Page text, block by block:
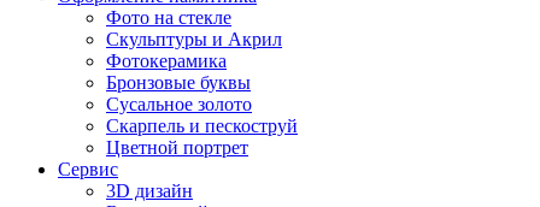
Фото на стекле
Скульптуры и Акрил
Фотокерамика
Бронзовые буквы
Сусальное золото
Скарпель и пескоструй
Цветной портрет
Сервис
3D дизайн